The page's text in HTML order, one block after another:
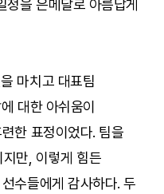
정을 은메달로 아름답게
마치고 대표팀
대한 아쉬움이
한 표정이었다. 팀을
만, 이렇게 힘든
수들에게 감사하다. 두